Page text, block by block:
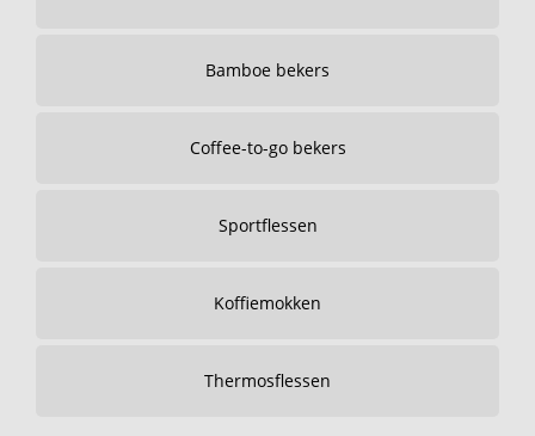
Bamboe bekers
Coffee-to-go bekers
Sportflessen
Koffiemokken
Thermosflessen